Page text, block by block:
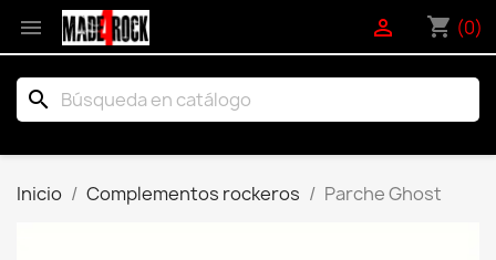
 shopping_cart (0)

search
Inicio Complementos rockeros Parche Ghost